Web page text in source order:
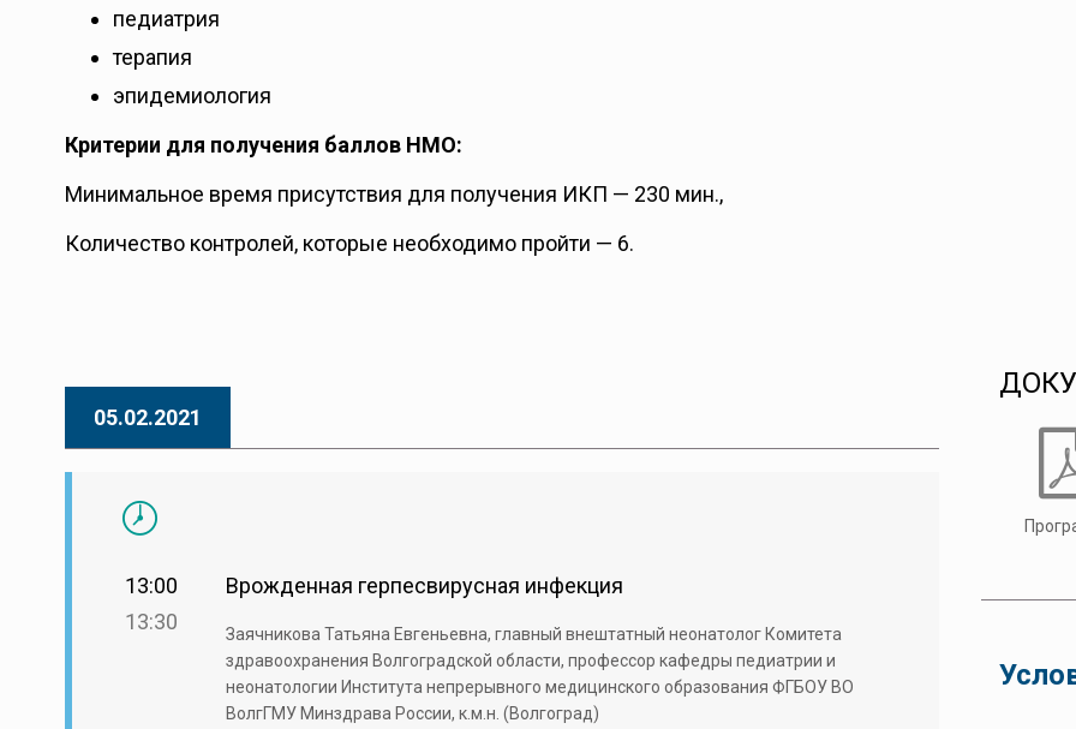
педиатрия
терапия
эпидемиология
Критерии для получения баллов НМО:
Минимальное время присутствия для получения ИКП — 230 мин.,
Количество контролей, которые необходимо пройти — 6.
05.02.2021
13:00
13:30
Врожденная герпесвирусная инфекция
Заячникова Татьяна Евгеньевна, главный внештатный неонатолог Комитета
здравоохранения Волгоградской области, профессор кафедры педиатрии и
неонатологии Института непрерывного медицинского образования ФГБОУ ВО
ВолгГМУ Минздрава России, к.м.н. (Волгоград)